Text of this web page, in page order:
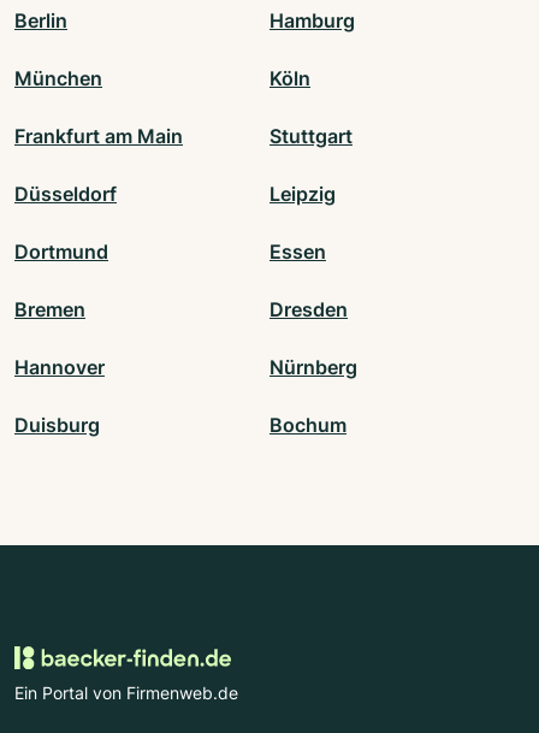
Berlin Hamburg
München Köln
Frankfurt am Main Stuttgart
Düsseldorf Leipzig
Dortmund Essen
Bremen Dresden
Hannover Nürnberg
Duisburg Bochum
Ein Portal von Firmenweb.de